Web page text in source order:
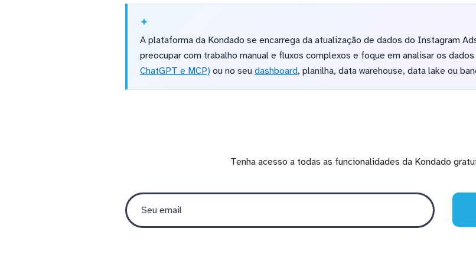
A plataforma da Kondado se encarrega da atualização de dados do Instagram
preocupar com trabalho manual e fluxos complexos e foque em analisar os dados
ChatGPT e MCP)ou no seu dashboard, planilha, data warehouse, data lake ou
Tenha acesso a todas as funcionalidades da Kondado